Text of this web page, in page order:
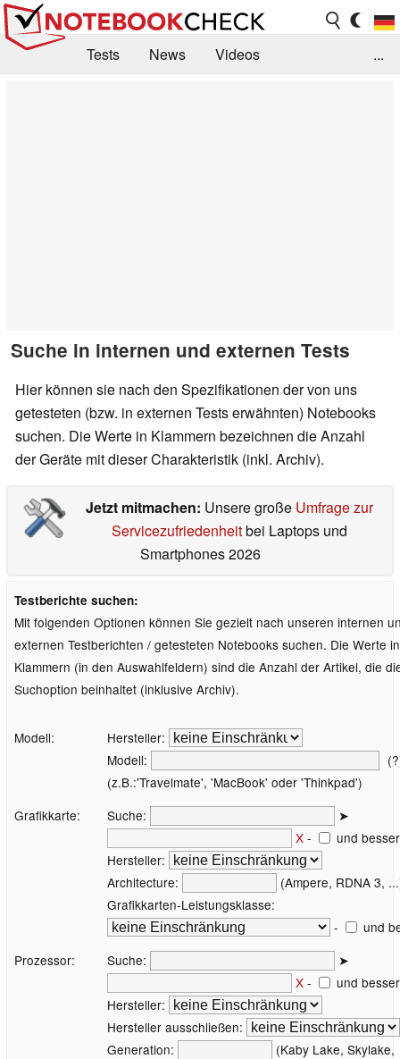
Tests News
Videos
...
Suche in internen und externen Tests
Hier können sie nach den Spezifikationen der von uns
getesteten (bzw. in externen Tests erwähnten) Notebooks
suchen. Die Werte in Klammern bezeichnen die Anzahl
der Geräte mit dieser Charakteristik (inkl. Archiv).
Jetzt mitmachen: Unsere große Umfrage zur
Servicezufriedenheitbei Laptops und
Smartphones 2026
Testberichte suchen:
Mit folgenden Optionen können Sie gezielt nach unseren internen
externen Testberichten / getesteten Notebooks suchen. Die Werte in
Klammern (in den Auswahlfeldern) sind die Anzahl der Artikel, die
Suchoption beinhaltet (inklusive Archiv).
Modell:
Hersteller:
Modell:
(z.B.:'Travelmate', 'MacBook' oder 'Thinkpad')
Grafikkarte:
Suche:
➤
X -
und besser
Hersteller:
Architecture:
(Ampere, RDNA 3,
Grafikkarten-Leistungsklasse:
-
und
Prozessor:
Suche:
➤
X -
und besser
Hersteller:
Hersteller ausschließen:
Generation:
(Kaby Lake, Skylake,